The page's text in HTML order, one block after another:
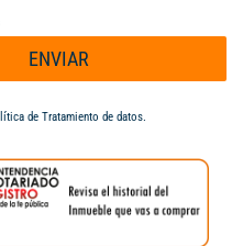
ENVIAR
de Tratamiento de datos.